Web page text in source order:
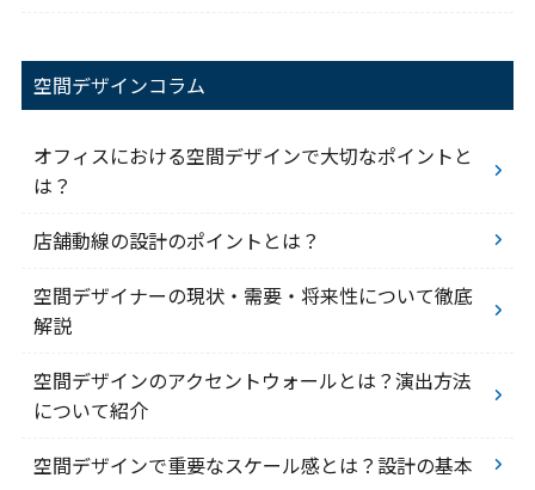
空間デザインコラム
オフィスにおける空間デザインで大切なポイントと
は？
店舗動線の設計のポイントとは？
空間デザイナーの現状・需要・将来性について徹底
解説
空間デザインのアクセントウォールとは？演出方法
について紹介
空間デザインで重要なスケール感とは？設計の基本